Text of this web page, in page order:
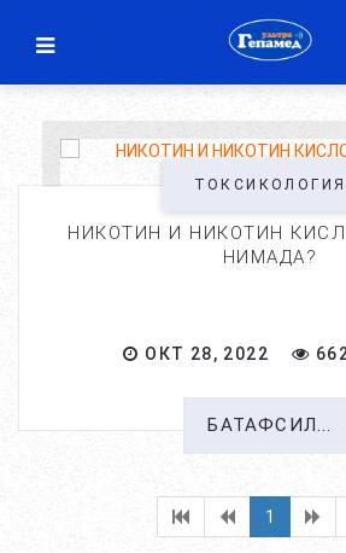
ТОКСИКОЛОГИЯ
НИКОТИН И НИКОТИН
НИМАДА?
ОКТ 28, 2022
БАТАФСИЛ...
1